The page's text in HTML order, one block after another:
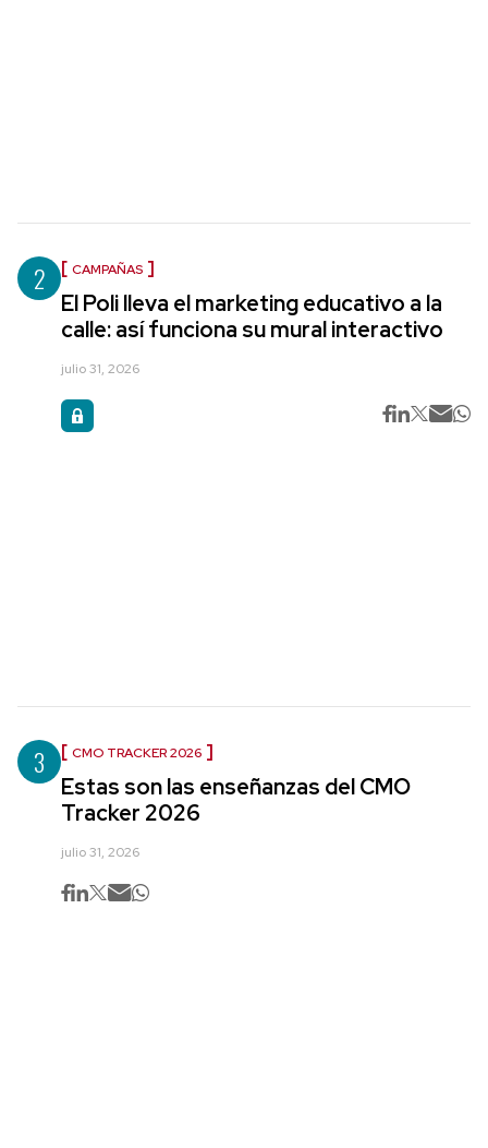
2 CAMPAÑAS
El Poli lleva el marketing educativo a la
calle: así funciona su mural interactivo
julio 31, 2026
3 CMO TRACKER 2026
Estas son las enseñanzas del CMO
Tracker 2026
julio 31, 2026